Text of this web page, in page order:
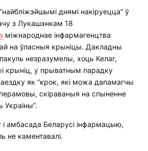
днямі накіруецца” ў
з Лукашэнкам 18
міжнароднае інфармагенцтва
на ўласныя крыніцы. Дакладны
незразумелы, хоць Келаг,
крыніц, у прыватным парадку
як “крок, які можа дапамагчы
скіраваныя на спыненне
Украіны”.
амбасада Беларусі інфармацыю,
не каментавалі.